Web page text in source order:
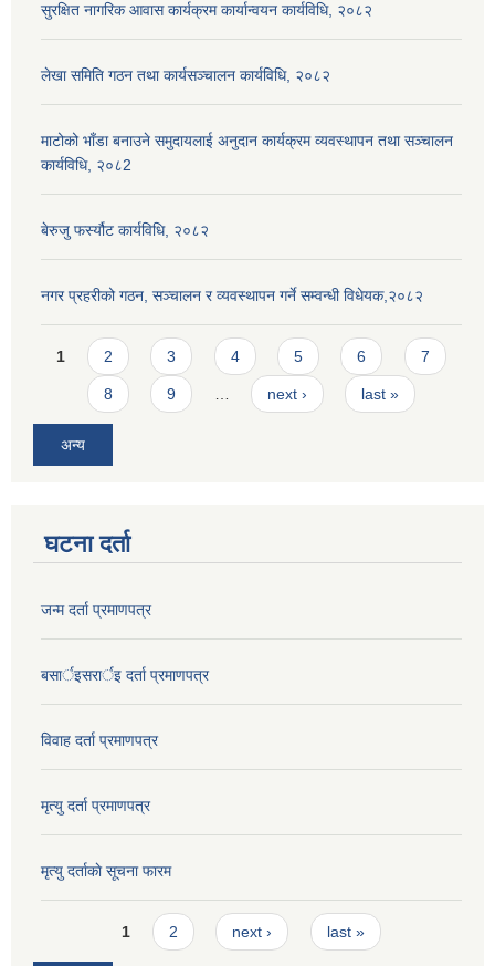
सुरक्षित नागरिक आवास कार्यक्रम कार्यान्वयन कार्यविधि, २०८२
लेखा समिति गठन तथा कार्यसञ्चालन कार्यविधि, २०८२
माटोको भाँडा बनाउने समुदायलाई अनुदान कार्यक्रम व्यवस्थापन तथा सञ्चालन
कार्यविधि, २०८2
बेरुजु फर्स्यौट कार्यविधि, २०८२
नगर प्रहरीको गठन, सञ्चालन र व्यवस्थापन गर्ने सम्वन्धी विधेयक,२०८२
Pages
1 2 3 4 5 6 7
8 9 next › last »
अन्य
घटना दर्ता
जन्म दर्ता प्रमाणपत्र
बसार्इसरार्इ दर्ता प्रमाणपत्र
विवाह दर्ता प्रमाणपत्र
मृत्यु दर्ता प्रमाणपत्र
मृत्यु दर्ताकाे सूचना फारम
Pages1 2 next › last »